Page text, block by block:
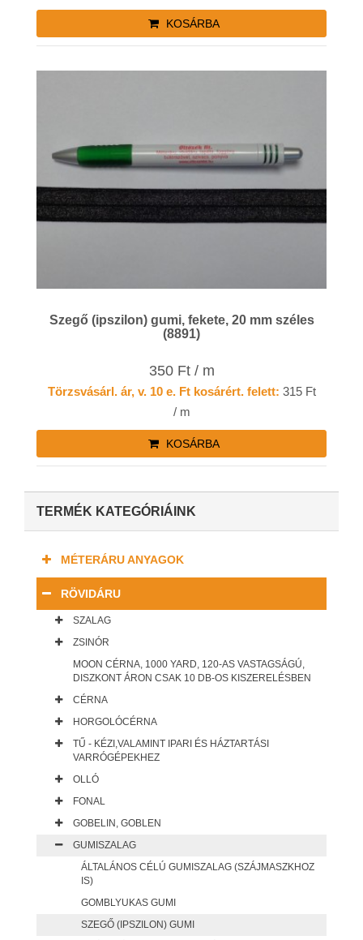
KOSÁRBA
Szegő (ipszilon) gumi, fekete, 20 mm széles
(8891)
350 Ft / m
Törzsvásárl. ár, v. 10 e. Ft kosárért. felett: 315 Ft
/ m
KOSÁRBA
TERMÉK KATEGÓRIÁINK
MÉTERÁRU ANYAGOK
RÖVIDÁRU
SZALAG
ZSINÓR
MOON CÉRNA, 1000 YARD, 120-AS VASTAGSÁGÚ,
DISZKONT ÁRON CSAK 10 DB-OS KISZERELÉSBEN
CÉRNA
HORGOLÓCÉRNA
TŰ - KÉZI,VALAMINT IPARI ÉS HÁZTARTÁSI
VARRÓGÉPEKHEZ
OLLÓ
FONAL
GOBELIN, GOBLEN
GUMISZALAG
ÁLTALÁNOS CÉLÚ GUMISZALAG (SZÁJMASZKHOZ
IS)
GOMBLYUKAS GUMI
SZEGŐ (IPSZILON) GUMI